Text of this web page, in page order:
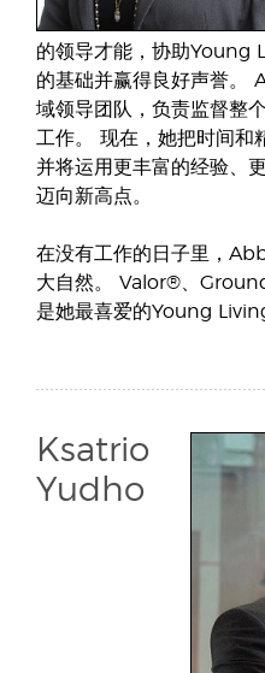
的领导才能，协助Young
的基础并赢得良好声誉。
域领导团队，负责监督整
工作。 现在，她把时间和
并将运用更丰富的经验、
迈向新高点。
在没有工作的日子里，
大自然。 Valor®、
是她最喜爱的Young
Ksatrio
Yudho